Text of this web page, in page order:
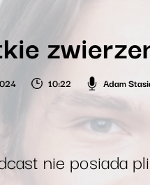
10:22 Adam
nie posiada